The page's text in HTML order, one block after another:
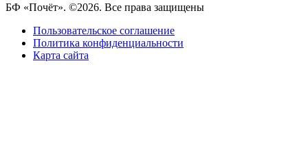
БФ «Почёт». ©2026. Все права защищены
Пользовательское соглашение
Политика конфиденциальности
Карта сайта